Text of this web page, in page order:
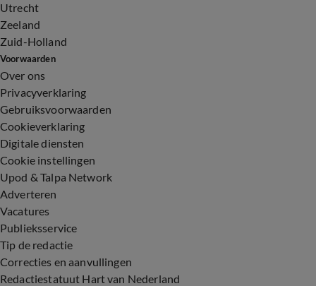
Utrecht
Zeeland
Zuid-Holland
Voorwaarden
Over ons
Privacyverklaring
Gebruiksvoorwaarden
Cookieverklaring
Digitale diensten
Cookie instellingen
Upod & Talpa Network
Adverteren
Vacatures
Publieksservice
Tip de redactie
Correcties en aanvullingen
Redactiestatuut Hart van Nederland